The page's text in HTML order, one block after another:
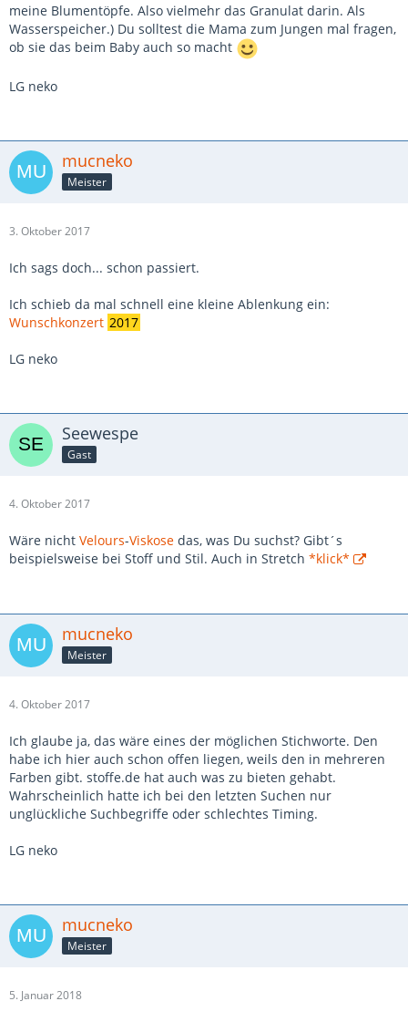
meine Blumentöpfe. Also vielmehr das Granulat darin. Als
Wasserspeicher.) Du solltest die Mama zum Jungen mal fragen,
ob sie das beim Baby auch so macht
LG neko
mucneko
Meister
3. Oktober 2017
Ich sags doch... schon passiert.
Ich schieb da mal schnell eine kleine Ablenkung ein:
Wunschkonzert 2017
LG neko
Seewespe
Gast
4. Oktober 2017
Wäre nicht Velours-Viskose das, was Du suchst? Gibt´s
beispielsweise bei Stoff und Stil. Auch in Stretch *klick*
mucneko
Meister
4. Oktober 2017
Ich glaube ja, das wäre eines der möglichen Stichworte. Den
habe ich hier auch schon offen liegen, weils den in mehreren
Farben gibt. stoffe.de hat auch was zu bieten gehabt.
Wahrscheinlich hatte ich bei den letzten Suchen nur
unglückliche Suchbegriffe oder schlechtes Timing.
LG neko
mucneko
Meister
5. Januar 2018